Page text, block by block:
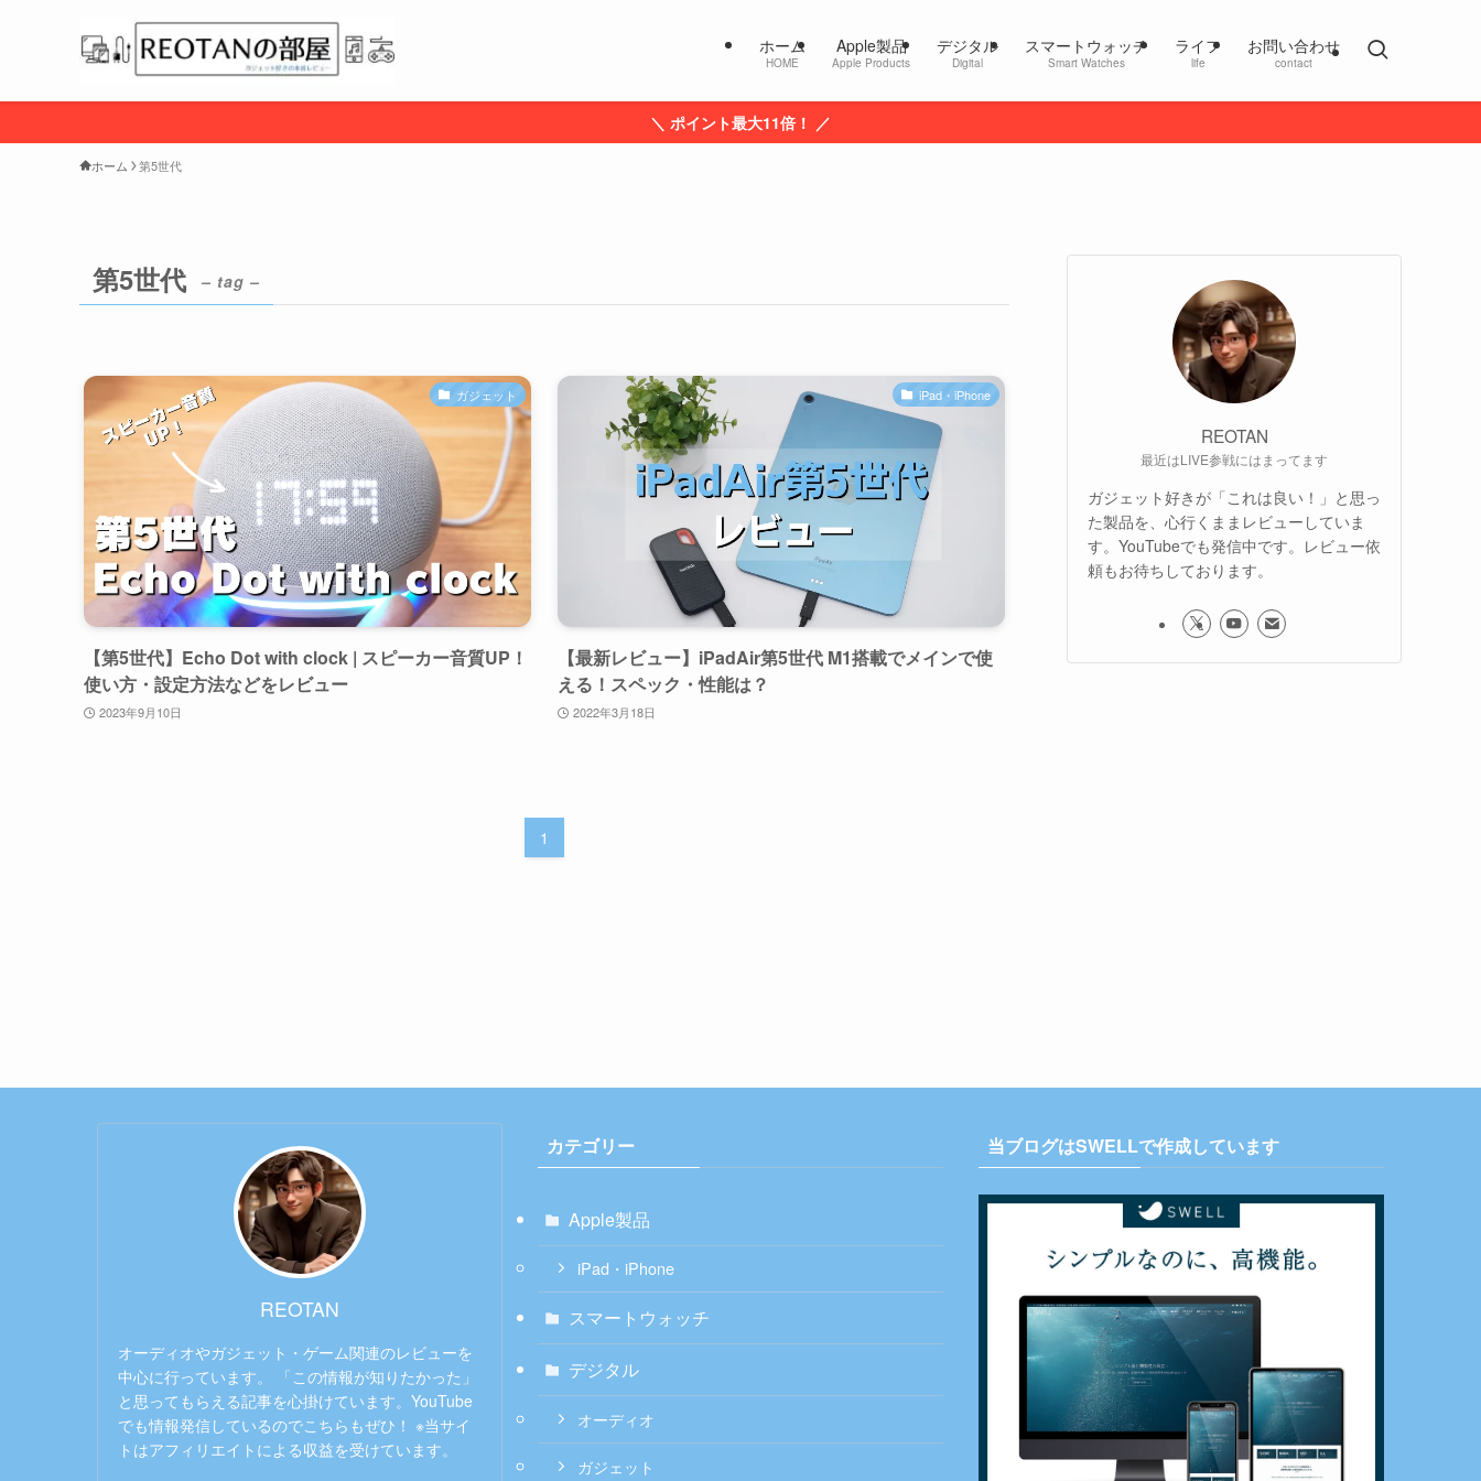
ホーム
HOME
Apple製品
Apple Products
デジタル
Digital
スマートウォッチ
Smart Watches
ライフ
life
お問い合わせ
contact
＼ ポイント最大11倍！ ／
ホーム 第5世代
第5世代 – tag –
ガジェット
【第5世代】Echo Dot with clock | スピーカー音質UP！
使い方・設定方法などをレビュー
2023年9月10日
iPad・iPhone
【最新レビュー】iPadAir第5世代 M1搭載でメインで使
える！スペック・性能は？
2022年3月18日
1
REOTAN
最近はLIVE参戦にはまってます
ガジェット好きが「これは良い！」と思っ
た製品を、心行くままレビューしていま
す。YouTubeでも発信中です。レビュー依
頼もお待ちしております。
REOTAN
オーディオやガジェット・ゲーム関連のレビューを
中心に行っています。 「この情報が知りたかった」
と思ってもらえる記事を心掛けています。YouTube
でも情報発信しているのでこちらもぜひ！ ※当サイ
トはアフィリエイトによる収益を受けています。
カテゴリー
Apple製品
iPad・iPhone
スマートウォッチ
デジタル
オーディオ
ガジェット
当ブログはSWELLで作成しています